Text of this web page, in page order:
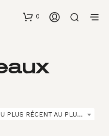
0
TRI DU PLUS RÉCENT AU PLUS ANCIEN